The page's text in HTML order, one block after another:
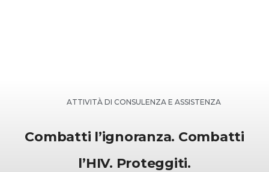
Combatti l’ignoranza. Combatti
l’HIV. Proteggiti.
ATTIVITÀ DI CONSULENZA E ASSISTENZA